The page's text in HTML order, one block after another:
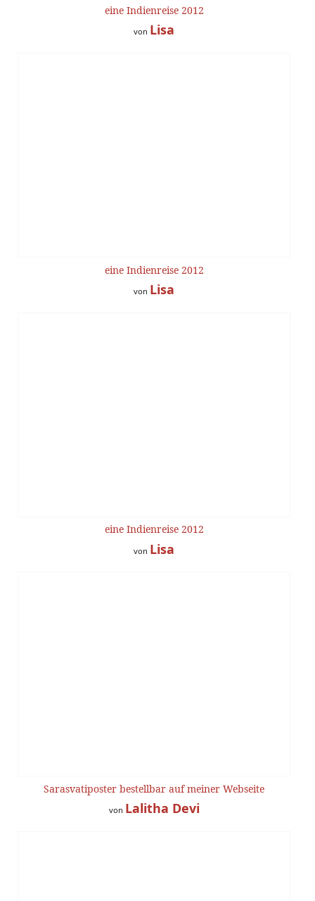
eine Indienreise 2012
von Lisa
eine Indienreise 2012
von Lisa
eine Indienreise 2012
von Lisa
Sarasvatiposter bestellbar auf meiner Webseite
von Lalitha Devi